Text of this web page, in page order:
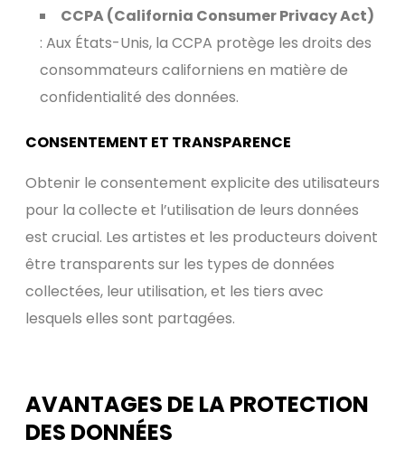
CCPA (California Consumer Privacy Act)
: Aux États-Unis, la CCPA protège les droits des
consommateurs californiens en matière de
confidentialité des données.
CONSENTEMENT ET TRANSPARENCE
Obtenir le consentement explicite des utilisateurs
pour la collecte et l’utilisation de leurs données
est crucial. Les artistes et les producteurs doivent
être transparents sur les types de données
collectées, leur utilisation, et les tiers avec
lesquels elles sont partagées.
AVANTAGES DE LA PROTECTION
DES DONNÉES